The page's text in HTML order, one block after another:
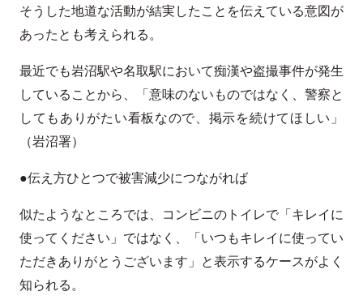
そうした地道な活動が結実したことを伝えている意図が
あったとも考えられる。
最近でも岩沼駅や名取駅において痴漢や盗撮事件が発生
していることから、「意味のないものではなく、警察と
してもありがたい看板なので、掲示を続けてほしい」
（岩沼署）
●伝え方ひとつで被害減少につながれば
似たようなところでは、コンビニのトイレで「キレイに
使ってください」ではなく、「いつもキレイに使ってい
ただきありがとうございます」と表示するケースがよく
知られる。